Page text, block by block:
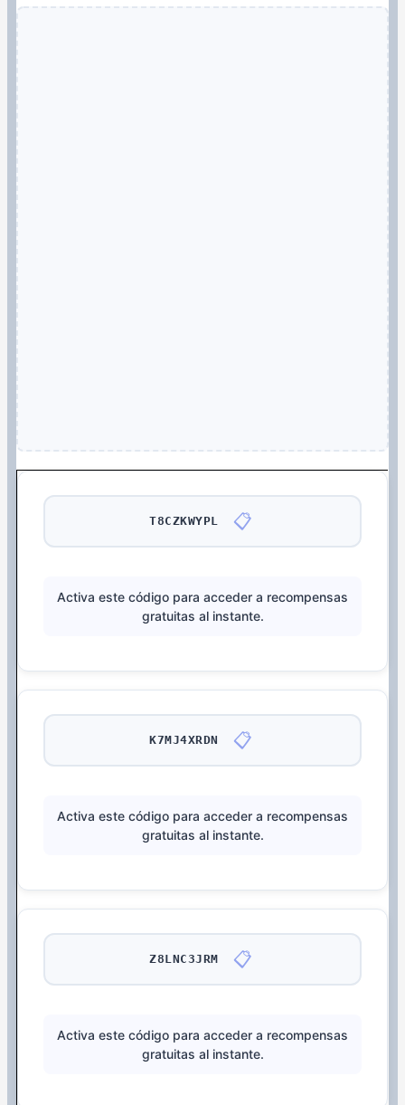
T8CZKWYPL 📋
Activa este código para acceder a recompensas
gratuitas al instante.
K7MJ4XRDN 📋
Activa este código para acceder a recompensas
gratuitas al instante.
Z8LNC3JRM 📋
Activa este código para acceder a recompensas
gratuitas al instante.